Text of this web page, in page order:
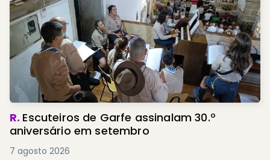
R. Escuteiros de Garfe assinalam 30.º
aniversário em setembro
7 agosto 2026